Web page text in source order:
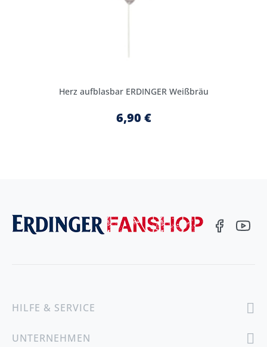
Herz aufblasbar ERDINGER Weißbräu
6,90 €
HILFE & SERVICE
UNTERNEHMEN